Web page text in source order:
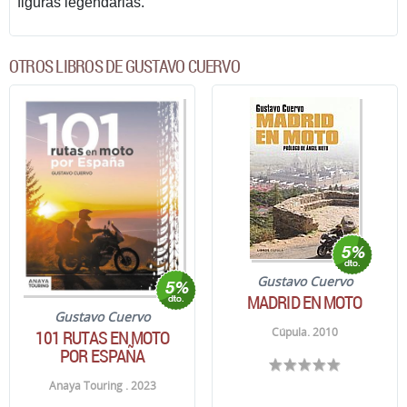
OTROS LIBROS DE GUSTAVO CUERVO
Gustavo Cuervo
101 RUTAS EN MOTO
POR ESPAÑA
Anaya Touring . 2023
Gustavo Cuervo
MADRID EN MOTO
Cúpula. 2010